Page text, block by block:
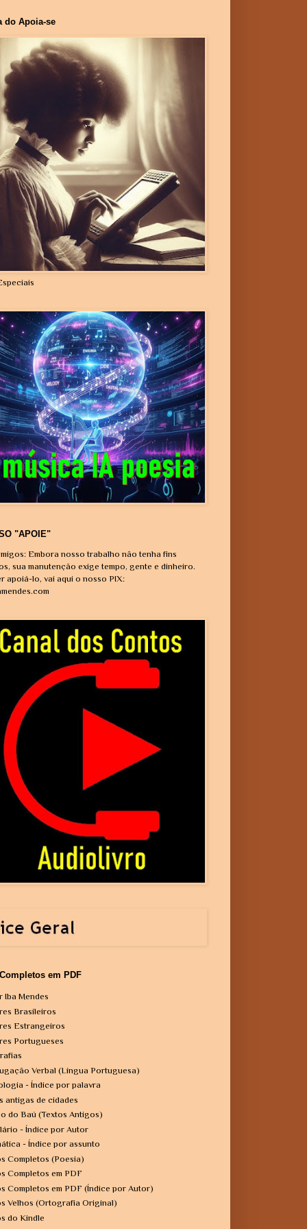
do Apoia-se
"APOIE"
Embora nosso trabalho não tenha fins
sua manutenção exige tempo, gente e dinheiro.
apoiá-lo, vai aqui o nosso PIX:
em PDF
Iba Mendes
Brasileiros
Estrangeiros
Portugueses
Verbal (Língua Portuguesa)
- Índice por palavra
antigas de cidades
do Baú (Textos Antigos)
- Índice por Autor
- Índice por assunto
Completos (Poesia)
Completos em PDF
Completos em PDF (Índice por Autor)
Velhos (Ortografia Original)
do Kindle